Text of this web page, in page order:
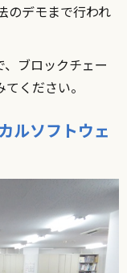
のデモまで行われ
ブロックチェー
ください。
ルソフトウェ